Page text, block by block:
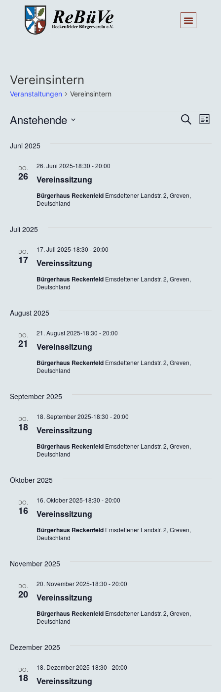
Vereinsintern
Veranstaltungen Vereinsintern
SucheListe
Anstehende
Juni 2025
DO.
26 Vereinssitzung
26. Juni 2025-18:30 -20:00
Bürgerhaus Reckenfeld Emsdettener Landstr. 2, Greven,
Deutschland
Juli 2025
DO.
17 Vereinssitzung
17. Juli 2025-18:30 -20:00
Bürgerhaus Reckenfeld Emsdettener Landstr. 2, Greven,
Deutschland
August 2025
DO.
21 Vereinssitzung
21. August 2025-18:30 -20:00
Bürgerhaus Reckenfeld Emsdettener Landstr. 2, Greven,
Deutschland
September 2025
DO.
18 Vereinssitzung
18. September 2025-18:30 -20:00
Bürgerhaus Reckenfeld Emsdettener Landstr. 2, Greven,
Deutschland
Oktober 2025
DO.
16 Vereinssitzung
16. Oktober 2025-18:30 -20:00
Bürgerhaus Reckenfeld Emsdettener Landstr. 2, Greven,
Deutschland
November 2025
DO.
20 Vereinssitzung
20. November 2025-18:30 -20:00
Bürgerhaus Reckenfeld Emsdettener Landstr. 2, Greven,
Deutschland
Dezember 2025
DO.
18 Vereinssitzung
18. Dezember 2025-18:30 -20:00